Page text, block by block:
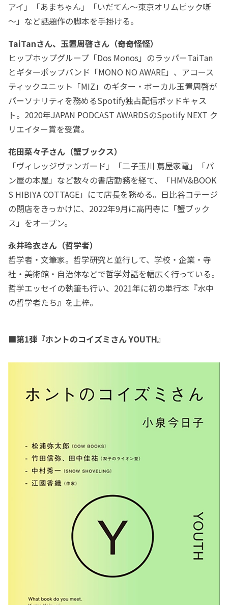
アイ」「あまちゃん」「いだてん～東京オリムピック噺
～」など話題作の脚本を手掛ける。
TaiTanさん、玉置周啓さん（奇奇怪怪）
ヒップホップグループ「Dos Monos」のラッパーTaiTan
とギターポップバンド「MONO NO AWARE」、アコース
ティックユニット「MIZ」のギター・ボーカル玉置周啓が
パーソナリティを務めるSpotify独占配信ポッドキャス
ト。2020年JAPAN PODCAST AWARDSのSpotify NEXT ク
リエイター賞を受賞。
花田菜々子さん（蟹ブックス）
「ヴィレッジヴァンガード」「二子玉川 蔦屋家電」「パ
ン屋の本屋」など数々の書店勤務を経て、「HMV&BOOK
S HIBIYA COTTAGE」にて店長を務める。日比谷コテージ
の閉店をきっかけに、2022年9月に高円寺に「蟹ブック
ス」をオープン。
永井玲衣さん（哲学者）
哲学者・文筆家。哲学研究と並行して、学校・企業・寺
社・美術館・自治体などで哲学対話を幅広く行っている。
哲学エッセイの執筆も行い、2021年に初の単行本『水中
の哲学者たち』を上梓。
■第1弾『ホントのコイズミさん YOUTH』